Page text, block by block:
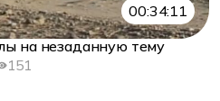
00:34:11
на незаданную тему
151